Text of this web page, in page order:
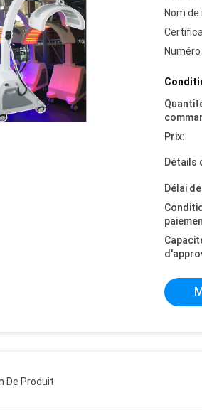
Nom
Prix:
Détails
Délai
De Produit